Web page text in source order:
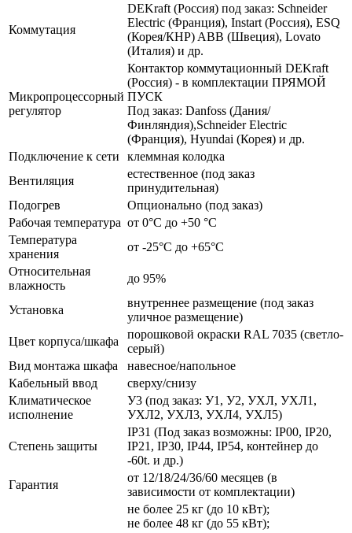
Коммутация
DEKraft (Россия) под заказ: Schneider
Electric (Франция), Instart (Россия), ESQ
(Корея/КНР) ABB (Швеция), Lovato
(Италия) и др.
Микропроцессорный
регулятор
Контактор коммутационный DEKraft
(Россия) - в комплектации ПРЯМОЙ
ПУСК
Под заказ: Danfoss (Дания/
Финляндия),Schneider Electric
(Франция), Hyundai (Корея) и др.
Подключение к сети
клеммная колодка
Вентиляция
естественное (под заказ
принудительная)
Подогрев
Опционально (под заказ)
Рабочая температура от 0°C до +50 °C
Температура
хранения
от -25°C до +65°C
Относительная
влажность
до 95%
Установка
внутреннее размещение (под заказ
уличное размещение)
Цвет корпуса/шкафа
порошковой окраски RAL 7035 (светло-
серый)
Вид монтажа шкафа
навесное/напольное
Кабельный ввод
сверху/снизу
Климатическое
исполнение
У3 (под заказ: У1, У2, УХЛ, УХЛ1,
УХЛ2, УХЛ3, УХЛ4, УХЛ5)
Степень защиты
IP31 (Под заказ возможны: IP00, IP20,
IP21, IP30, IP44, IP54, контейнер до
-60t. и др.)
Гарантия
от 12/18/24/36/60 месяцев (в
зависимости от комплектации)
не более 25 кг (до 10 кВт);
не более 48 кг (до 55 кВт);